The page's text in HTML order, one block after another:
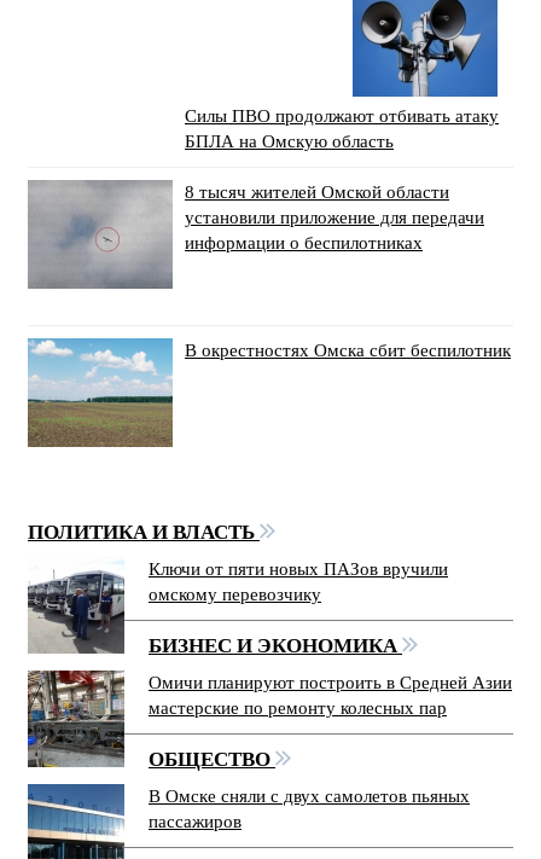
Силы ПВО продолжают отбивать атаку
БПЛА на Омскую область
8 тысяч жителей Омской области
установили приложение для передачи
информации о беспилотниках
В окрестностях Омска сбит беспилотник
ПОЛИТИКА И ВЛАСТЬ
Ключи от пяти новых ПАЗов вручили
омскому перевозчику
БИЗНЕС И ЭКОНОМИКА
Омичи планируют построить в Средней Азии
мастерские по ремонту колесных пар
ОБЩЕСТВО
В Омске сняли с двух самолетов пьяных
пассажиров